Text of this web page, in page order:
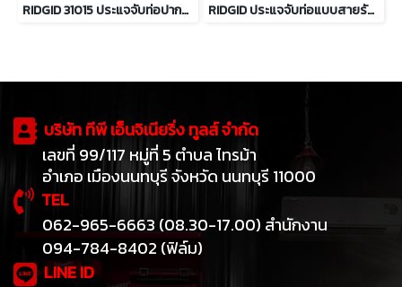
RIDGID 31015 ประแจจับท่อปากตรง ขนาด 12 นิ้ว จับท่อได้ 2 นิ้ว RIDGID ประแจจับท่อแบบสายรัด ขนาด 11 3/4" ถึง 18"
บริษัท ทีพี เอ็นจิเนียริ่ง ทูลส์ จำกัด
เลขที่ 99/117 หมู่ที่ 5 ตำบล ไทรม้า
อำเภอ เมืองนนทบุรี จังหวัด นนทบุรี 11000
TEL
062-965-6663 (08.30-17.00) สำนักงาน
094-784-8402 (ฟิล์ม)
LINE ID